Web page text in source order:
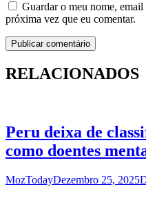
Guardar o meu nome, email
próxima vez que eu comentar.
RELACIONADOS
Peru deixa de
como doentes
MozTodayDezembro 25, 2025